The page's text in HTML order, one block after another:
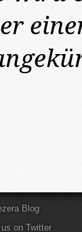
Blog
us on Twitter